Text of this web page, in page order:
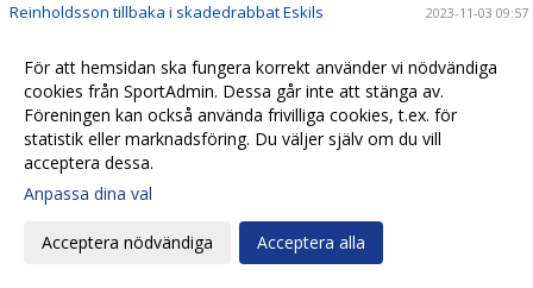
Reinholdsson tillbaka i skadedrabbat Eskils 2023-11-03 09:57
Ingen tvekan för Casper Seger 2023-10-31 21:00
Eskilsminne IF - Lunds BK 2023-10-30 13:10
Eskilscoachen: ”Vi förtjänade inte förlora" 2023-10-29 19:16
Lagkaptenen signerade nytt kontrakt
Omtumlande tid för Lucas Ohlander
Eskilscoachen: ”Hoppas räta ut frågetecken"
För att hemsidan ska fungera korrekt använder vi nödvändiga
cookies från SportAdmin. Dessa går inte att stänga av.
Föreningen kan också använda frivilliga cookies, t.ex. för
statistik eller marknadsföring. Du väljer själv om du vill
acceptera dessa.
Anpassa dina val
Acceptera nödvändiga Acceptera alla